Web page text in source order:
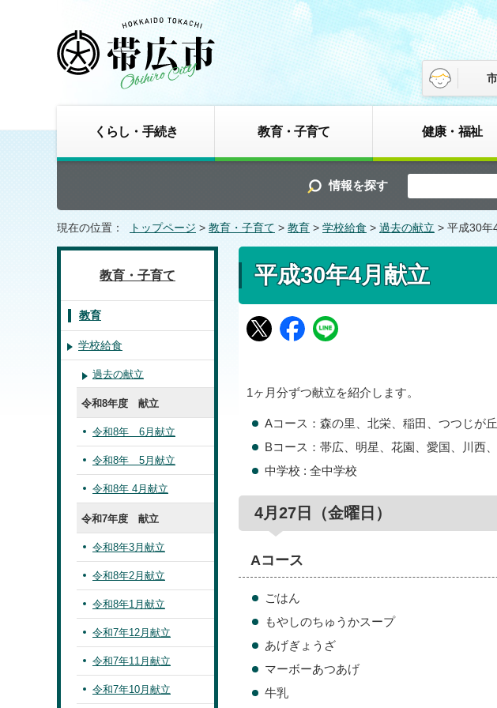
くらし・手続き 教育・子育て 健康・福祉
情報を探す
現在の位置： トップページ > 教育・子育て > 教育 > 学校給食 > 過去の献立 > 平成30年
平成30年4月献立
1ヶ月分ずつ献立を紹介します。
Aコース：森の里、北栄、稲田、つつじが
Bコース：帯広、明星、花園、愛国、川西
中学校 : 全中学校
4月27日（金曜日）
Aコース
ごはん
もやしのちゅうかスープ
あげぎょうざ
マーボーあつあげ
牛乳
教育・子育て
教育
学校給食
過去の献立
令和8年度 献立
令和8年 6月献立
令和8年 5月献立
令和8年 4月献立
令和7年度 献立
令和8年3月献立
令和8年2月献立
令和8年1月献立
令和7年12月献立
令和7年11月献立
令和7年10月献立